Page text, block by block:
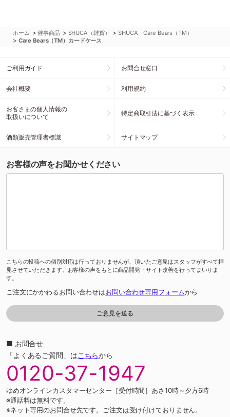
ホーム >催事商品 > SHUCA（雑貨） >SHUCA Care Bears（TM）
> Care Bears（TM）カードケース
ご利用ガイド お問合せ窓口
会社概要 利用規約
お客さまの個人情報の
取扱いについて
特定商取引法に基づく表示
酒類販売管理者標識 サイトマップ
お客様の声をお聞かせください
こちらの投稿への個別対応は行っておりませんが、頂いたご意見はスタッフがすべて拝
見させていただきます。お客様の声をもとに商品開発・サイト改善を行ってまいりま
す。
ご注文にかかわるお問い合わせはお問い合わせ専用フォームから
■ お問合せ
「よくあるご質問」はこちらから
0120-37-1947
ゆめオンラインカスタマーセンター［受付時間］あさ10時～夕方6時
※通話料は無料です。
※ネット専用のお問合せ先です。ご注文は受け付けておりません。